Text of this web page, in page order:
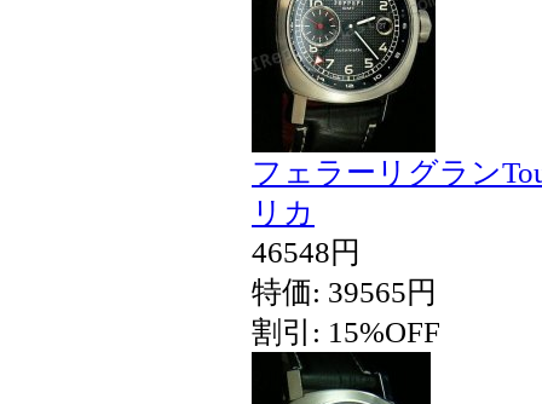
フェラーリグラン
リカ
46548円
特価: 39565円
割引: 15%OFF